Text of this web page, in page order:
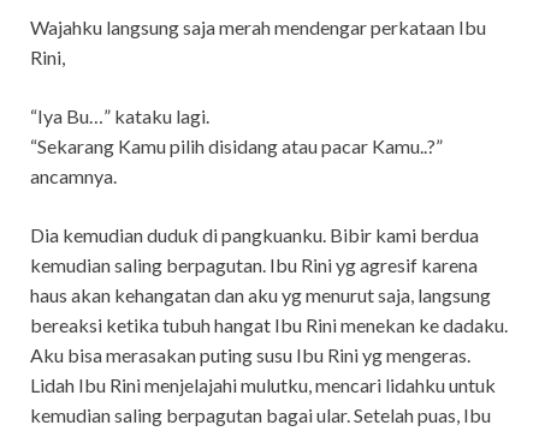
Wajahku langsung saja merah mendengar perkataan Ibu
Rini,
“Iya Bu…” kataku lagi.
“Sekarang Kamu pilih disidang atau pacar Kamu..?”
ancamnya.
Dia kemudian duduk di pangkuanku. Bibir kami berdua
kemudian saling berpagutan. Ibu Rini yg agresif karena
haus akan kehangatan dan aku yg menurut saja, langsung
bereaksi ketika tubuh hangat Ibu Rini menekan ke dadaku.
Aku bisa merasakan puting susu Ibu Rini yg mengeras.
Lidah Ibu Rini menjelajahi mulutku, mencari lidahku untuk
kemudian saling berpagutan bagai ular. Setelah puas, Ibu